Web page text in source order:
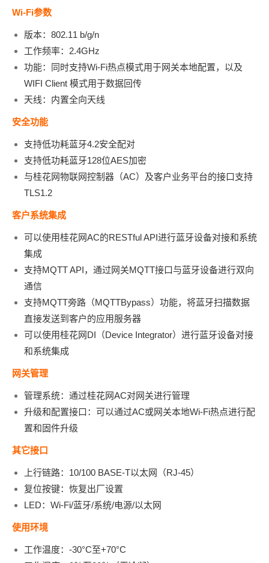
Wi-Fi参数
版本：802.11 b/g/n
工作频率：2.4GHz
功能：同时支持Wi-Fi热点模式用于网关本地配置，以及
WIFI Client 模式用于数据回传
天线：内置全向天线
安全功能
支持低功耗蓝牙4.2安全配对
支持低功耗蓝牙128位AES加密
与桂花网物联网控制器（AC）及客户业务平台的接口支持
TLS1.2
客户系统集成
可以使用桂花网AC的RESTful API进行蓝牙设备对接和系统
集成
支持MQTT API，通过网关MQTT接口与蓝牙设备进行双向
通信
支持MQTT旁路（MQTTBypass）功能，将蓝牙扫描数据
直接发送到客户的应用服务器
可以使用桂花网DI（Device Integrator）进行蓝牙设备对接
和系统集成
网关管理
管理系统：通过桂花网AC对网关进行管理
升级和配置接口：可以通过AC或网关本地Wi-Fi热点进行配
置和固件升级
其它接口
上行链路：10/100 BASE-T以太网（RJ-45）
复位按键：恢复出厂设置
LED：Wi-Fi/蓝牙/系统/电源/以太网
使用环境
工作温度：-30°C至+70°C